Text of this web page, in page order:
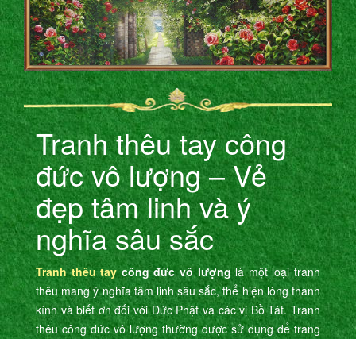
Tranh thêu tay công
đức vô lượng – Vẻ
đẹp tâm linh và ý
nghĩa sâu sắc
Tranh thêu taycông đức vô lượnglà một loại tranh
thêu mang ý nghĩa tâm linh sâu sắc, thể hiện lòng thành
kính và biết ơn đối với Đức Phật và các vị Bồ Tát. Tranh
thêu công đức vô lượng thường được sử dụng để trang